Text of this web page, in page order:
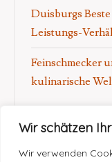
Wir schätzen
Wir verwenden
Duisburgs
Leistungs-
Feinschmecker
kulinarische